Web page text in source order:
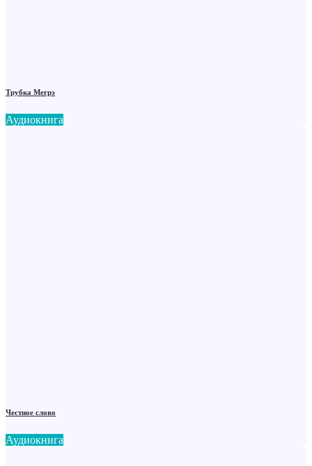
Трубка Мегрэ
Аудиокнига
Честное слово
Аудиокнига